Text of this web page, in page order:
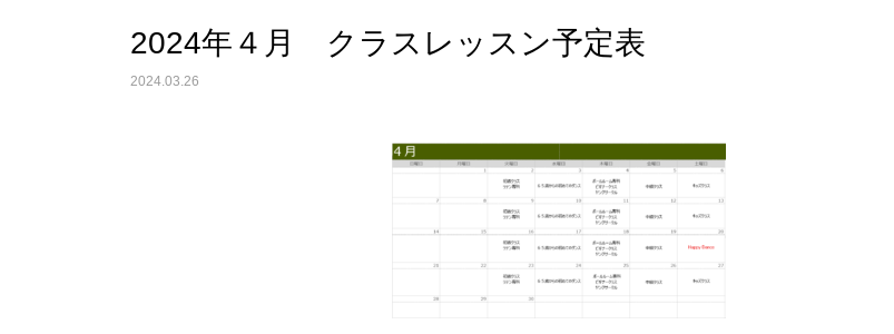
2024年４月 クラスレッスン予定表
2024.03.26